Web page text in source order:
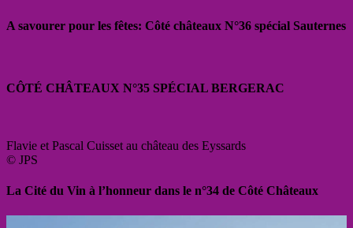
A savourer pour les fêtes: Côté châteaux N°36 spécial Sauternes
CÔTÉ CHÂTEAUX N°35 SPÉCIAL BERGERAC
Flavie et Pascal Cuisset au château des Eyssards
© JPS
La Cité du Vin à l’honneur dans le n°34 de Côté Châteaux